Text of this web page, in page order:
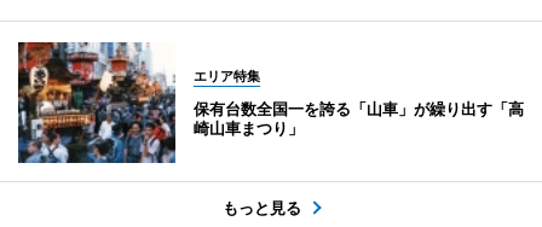
エリア特集
保有台数全国一を誇る「山車」が繰り出す「高
崎山車まつり」
もっと見る